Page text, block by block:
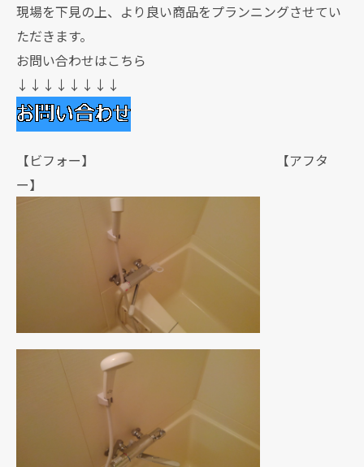
現場を下見の上、より良い商品をプランニングさせてい
ただきます。
お問い合わせはこちら
↓↓↓↓↓↓↓↓
【ビフォー】 【アフタ
ー】